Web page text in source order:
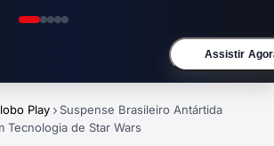
Assistir
Play
Suspense Brasileiro Antártida
Tecnologia de Star Wars